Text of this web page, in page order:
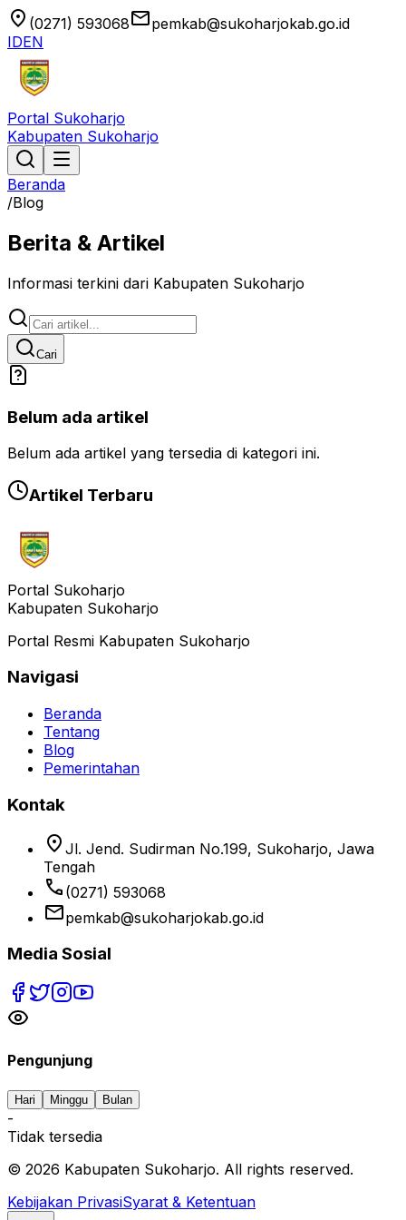
location_on (0271) 593068emailpemkab@sukoharjokab.go.id
IDEN
Portal Sukoharjo
Kabupaten Sukoharjo
Beranda
/Blog
Berita & Artikel
Informasi terkini dari Kabupaten Sukoharjo
Cari
Belum ada artikel
Belum ada artikel yang tersedia di kategori ini.
Artikel Terbaru
Portal Sukoharjo
Kabupaten Sukoharjo
Portal Resmi Kabupaten Sukoharjo
Navigasi
Beranda
Tentang
Blog
Pemerintahan
Kontak
location_on Jl. Jend. Sudirman No.199, Sukoharjo, Jawa
Tengah
phone (0271) 593068
emailpemkab@sukoharjokab.go.id
Media Sosial
Pengunjung
Hari Minggu Bulan
-
Tidak tersedia
© 2026 Kabupaten Sukoharjo. All rights reserved.
Kebijakan PrivasiSyarat & Ketentuan